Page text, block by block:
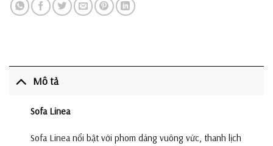
Mô tả
Sofa Linea
Sofa Linea nổi bật với phom dáng vuông vức, thanh lịch